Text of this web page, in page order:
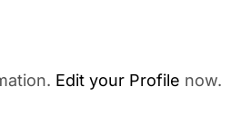
Edit your Profile now.